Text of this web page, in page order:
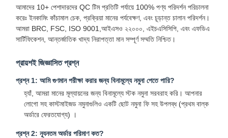
আমাদের 10+ পেশাদারদের QC টিম প্রতিটি পর্যায়ে 100% পণ্য পরিদর্শন পরিচালনা
করেঃ ইনকামিং কাঁচামাল চেক, প্রক্রিয়া মানের পর্যবেক্ষণ, এবং চূড়ান্ত চালান পরিদর্শন।
আমরা BRC, FSC, ISO 9001,আইএসও ২২০০০, এইচএসিসিপি, এবং এফডিএ
সার্টিফিকেশন, আন্তর্জাতিক খাদ্য নিরাপত্তা মান সম্পূর্ণ সম্মতি নিশ্চিত।
প্রায়শই জিজ্ঞাসিত প্রশ্ন
প্রশ্ন 1: আমি গুণমান পরীক্ষা করার জন্য বিনামূল্যে নমুনা পেতে পারি?
হ্যাঁ, আমরা মানের মূল্যায়নের জন্য বিনামূল্যে স্টক নমুনা সরবরাহ করি। আপনার
লোগো সহ কাস্টমাইজড নমুনাগুলিও একটি ছোট নমুনা ফি সহ উপলব্ধ (প্রথম বাল্ক
অর্ডারে ফেরতযোগ্য) ।
প্রশ্ন 2: ন্যূনতম অর্ডার পরিমাণ কত?